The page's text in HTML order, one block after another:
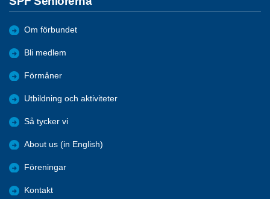
Om förbundet
Bli medlem
Förmåner
Utbildning och aktiviteter
Så tycker vi
About us (in English)
Föreningar
Kontakt